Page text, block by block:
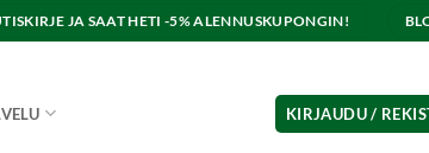
JA SAAT HETI -5% ALENNUSKUPONGIN!
KIRJAUDU /